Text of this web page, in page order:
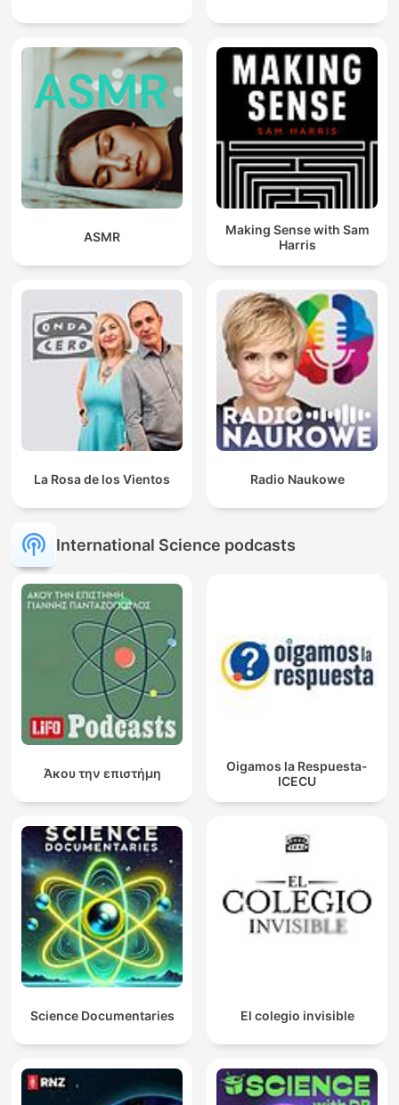
ASMR
Making Sense with Sam
Harris
La Rosa de los Vientos Radio Naukowe
International Science podcasts
Άκου την επιστήμη
Oigamos la Respuesta-
ICECU
Science Documentaries El colegio invisible